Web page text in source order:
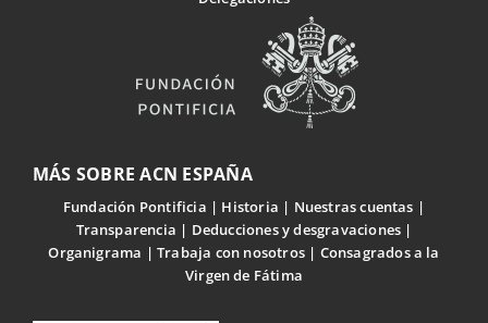
MÁS SOBRE ACN ESPAÑA
Fundación Pontificia Historia
Nuestras cuentas
Transparencia
Deducciones y desgravaciones
Organigrama
Trabaja con nosotros
Consagrados a la
Virgen de Fátima